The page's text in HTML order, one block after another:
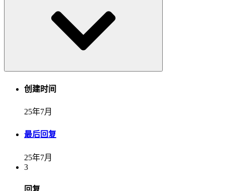
创建时间
25年7月
最后回复
25年7月
3
回复